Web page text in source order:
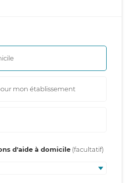
mon établissement
d'aide à domicile